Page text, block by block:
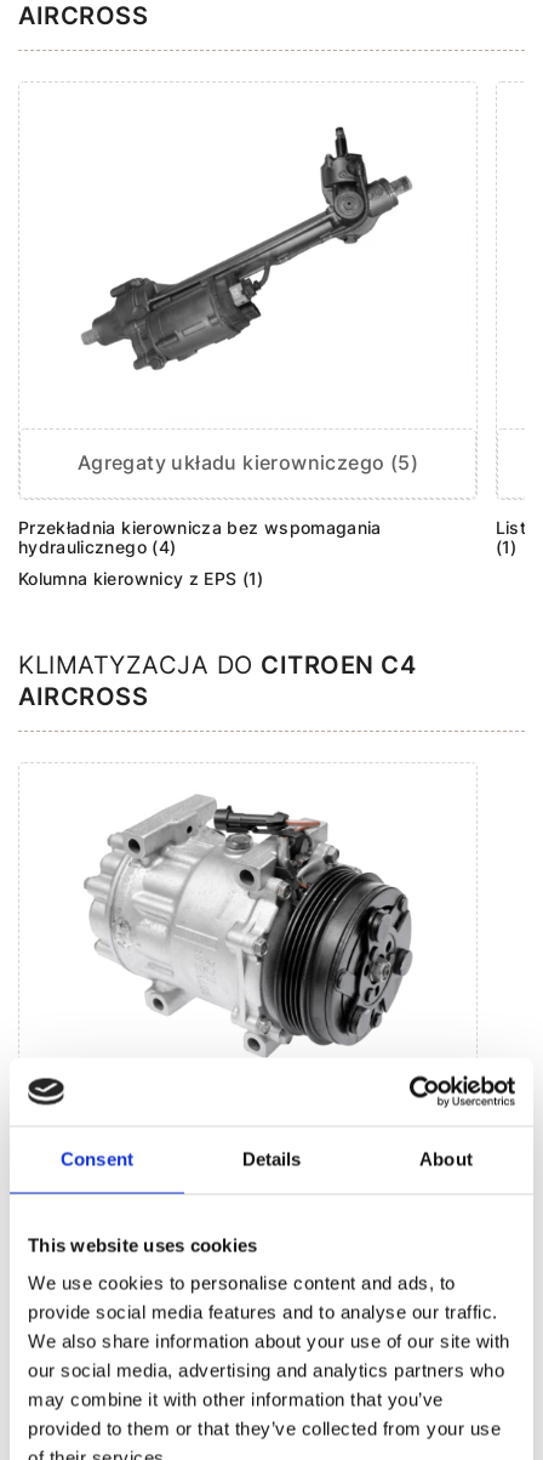
Consent Details About
This website uses cookies
We use cookies to personalise content and ads, to
provide social media features and to analyse our traffic.
We also share information about your use of our site with
our social media, advertising and analytics partners who
may combine it with other information that you’ve
provided to them or that they’ve collected from your use
AIRCROSS
Agregaty układu kierowniczego (5)
Przekładnia kierownicza bez wspomagania
hydraulicznego (4)
Kolumna kierownicy z EPS (1)
(1)
KLIMATYZACJA DO CITROEN C4
AIRCROSS
BESTSELLERY CZĘŚCI ZAMIENNYCH TEJ
MARKI CITROEN C4 AIRCROSS